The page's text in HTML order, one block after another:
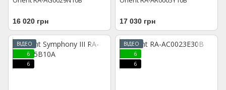
16 020 грн 17 030 грн
ВІДЕО
6
6
ВІДЕО
6
6